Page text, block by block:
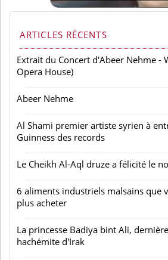
ARTICLES RÉCENTS
Extrait du Concert d'Abeer Nehme -
Opera House)
Abeer Nehme
Al Shami premier artiste syrien à
Guinness des records
Le Cheikh Al-Aql druze a félicité le
6 aliments industriels malsains que
plus acheter
La princesse Badiya bint Ali,
hachémite d'Irak